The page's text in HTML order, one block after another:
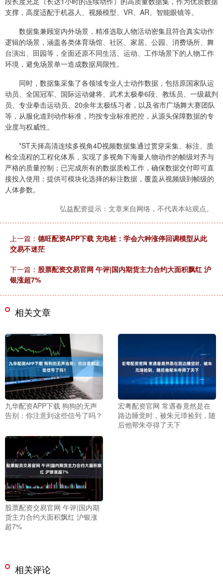
支撑，高度适配于机器人、视频模型、VR、AR、智能眼镜等。
数据集兼顾室内外场景，精准选取人物活动密集且符合真实动作
逻辑的场景，涵盖各类体育场馆、社区、家居、公园、消费场所、舞
台演出、田园等，全面还原不同生活、运动、工作场景下的人物工作
环境，避免场景单一造成数据局限性。
同时，数据集采集了各领域专业人士动作数据，包括原国家队运
动员、全国冠军、国际运动健将、武术太极拳6段、教练员、一级裁判
员、专业拳击运动员、20余年太极练习者，以及省市广场舞大赛团队
等，从服化道到动作标准，均按专业标准把控，从源头保障数据的专
业度与权威性。
*ST天择高清连续多视角4D视频数据集通过贯穿采集、标注、质
检全流程的工程化体系，实现了多视角下海量人物动作的帧级对齐与
严格的质量控制；已完成所有的数据质检工作，确保数据交付即可直
接投入使用；提供可模块化选择的标注数据，覆盖从视频级到帧级的
人体参数。
弘益配资提示：文章来自网络，不代表本站观点。
上一篇： 德旺配资APP下载 充电桩：学会六种涨停回调模型从此
交易不迷茫
下一篇： 股票配资交易官网 午评|国内期货主力合约大面积飘红 沪
银涨超7%
相关文章
九华配资APP下载 狗狗的无声
告别：你注意到这些信号了吗？
宏粤配资官网 常遇春竟然是在
路边睡觉时，被朱元璋捡到，随
后他帮朱夺得了天下
股票配资交易官网 午评|国内期
货主力合约大面积飘红 沪银涨
超7%
相关评论